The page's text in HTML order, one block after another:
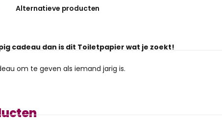
Alternatieve producten
cadeau dan is dit Toiletpapier wat je zoekt!
om te geven als iemand jarig is.